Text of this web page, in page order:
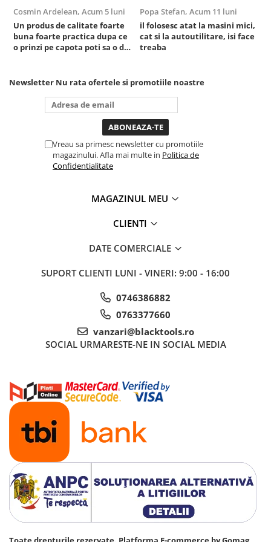
Sisteme de ridicare si sustinere
Capre Auto
Cricuri Hidraulice
Truse de biti
Truse de surubelnite
Vulcanizare
Masini de echilibrat roti
Piese de schimb
Cosmin Ardelean, Acum 5 luni
Un produs de calitate foarte
buna foarte practica dupa ce
o prinzi pe capota poti sa o dai
puternica si de la baterie care
bagi la priza nu mai ai treaba
toata ziua ,ce...
Popa Stefan, Acum 11 luni
il folosesc atat la masini mici,
cat si la autoutilitare, isi face
treaba
Newsletter Nu rata ofertele si promotiile noastre
Vreau sa primesc newsletter cu promotiile
magazinului. Afla mai multe in Politica de
Confidentialitate
MAGAZINUL MEU
CLIENTI
DATE COMERCIALE
SUPORT CLIENTI LUNI - VINERI: 9:00 - 16:00
0746386882
0763377660
vanzari@blacktools.ro
SOCIAL URMARESTE-NE IN SOCIAL MEDIA